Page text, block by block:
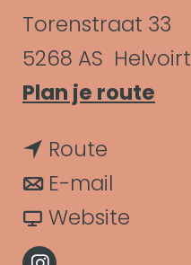
C
o
n
t
a
c
t
Torenstraat 33
5268 AS Helvoirt
Plan je route
Route
a
a
E-mail
a
Website